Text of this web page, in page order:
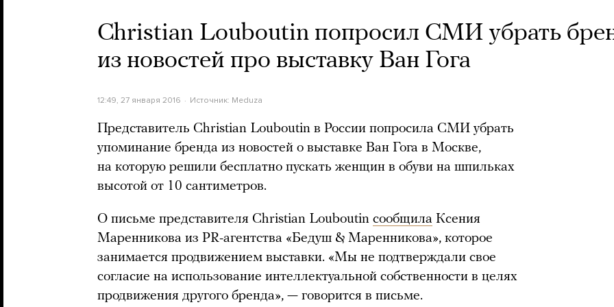
Christian Louboutin попросил СМИ убрать
из новостей про выставку Ван Гога
12:49, 27 января 2016 Источник: Meduza
Представитель Christian Louboutin в России попросила СМИ убрать
упоминание бренда из новостей о выставке Ван Гога в Москве,
на которую решили бесплатно пускать женщин в обуви на шпильках
высотой от 10 сантиметров.
О письме представителя Christian Louboutin сообщила Ксения
Маренникова из PR-агентства «Бедуш & Маренникова», которое
занимается продвижением выставки. «Мы не подтверждали свое
согласие на использование интеллектуальной собственности в целях
продвижения другого бренда», — говорится в письме.